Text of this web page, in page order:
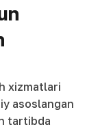
xizmatlari
asoslangan
tartibda